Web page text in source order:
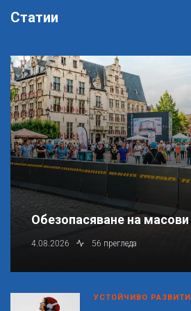
Статии
Обезопасяване на
4.08.2026 56 прегледа
УСТОЙЧИВО